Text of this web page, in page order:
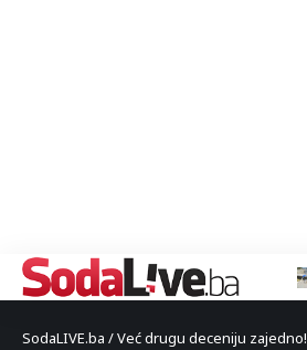
SodaLIVE.ba / Već drugu deceniju zajedno!